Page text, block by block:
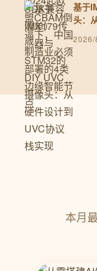
基于
头：
2026/
本月